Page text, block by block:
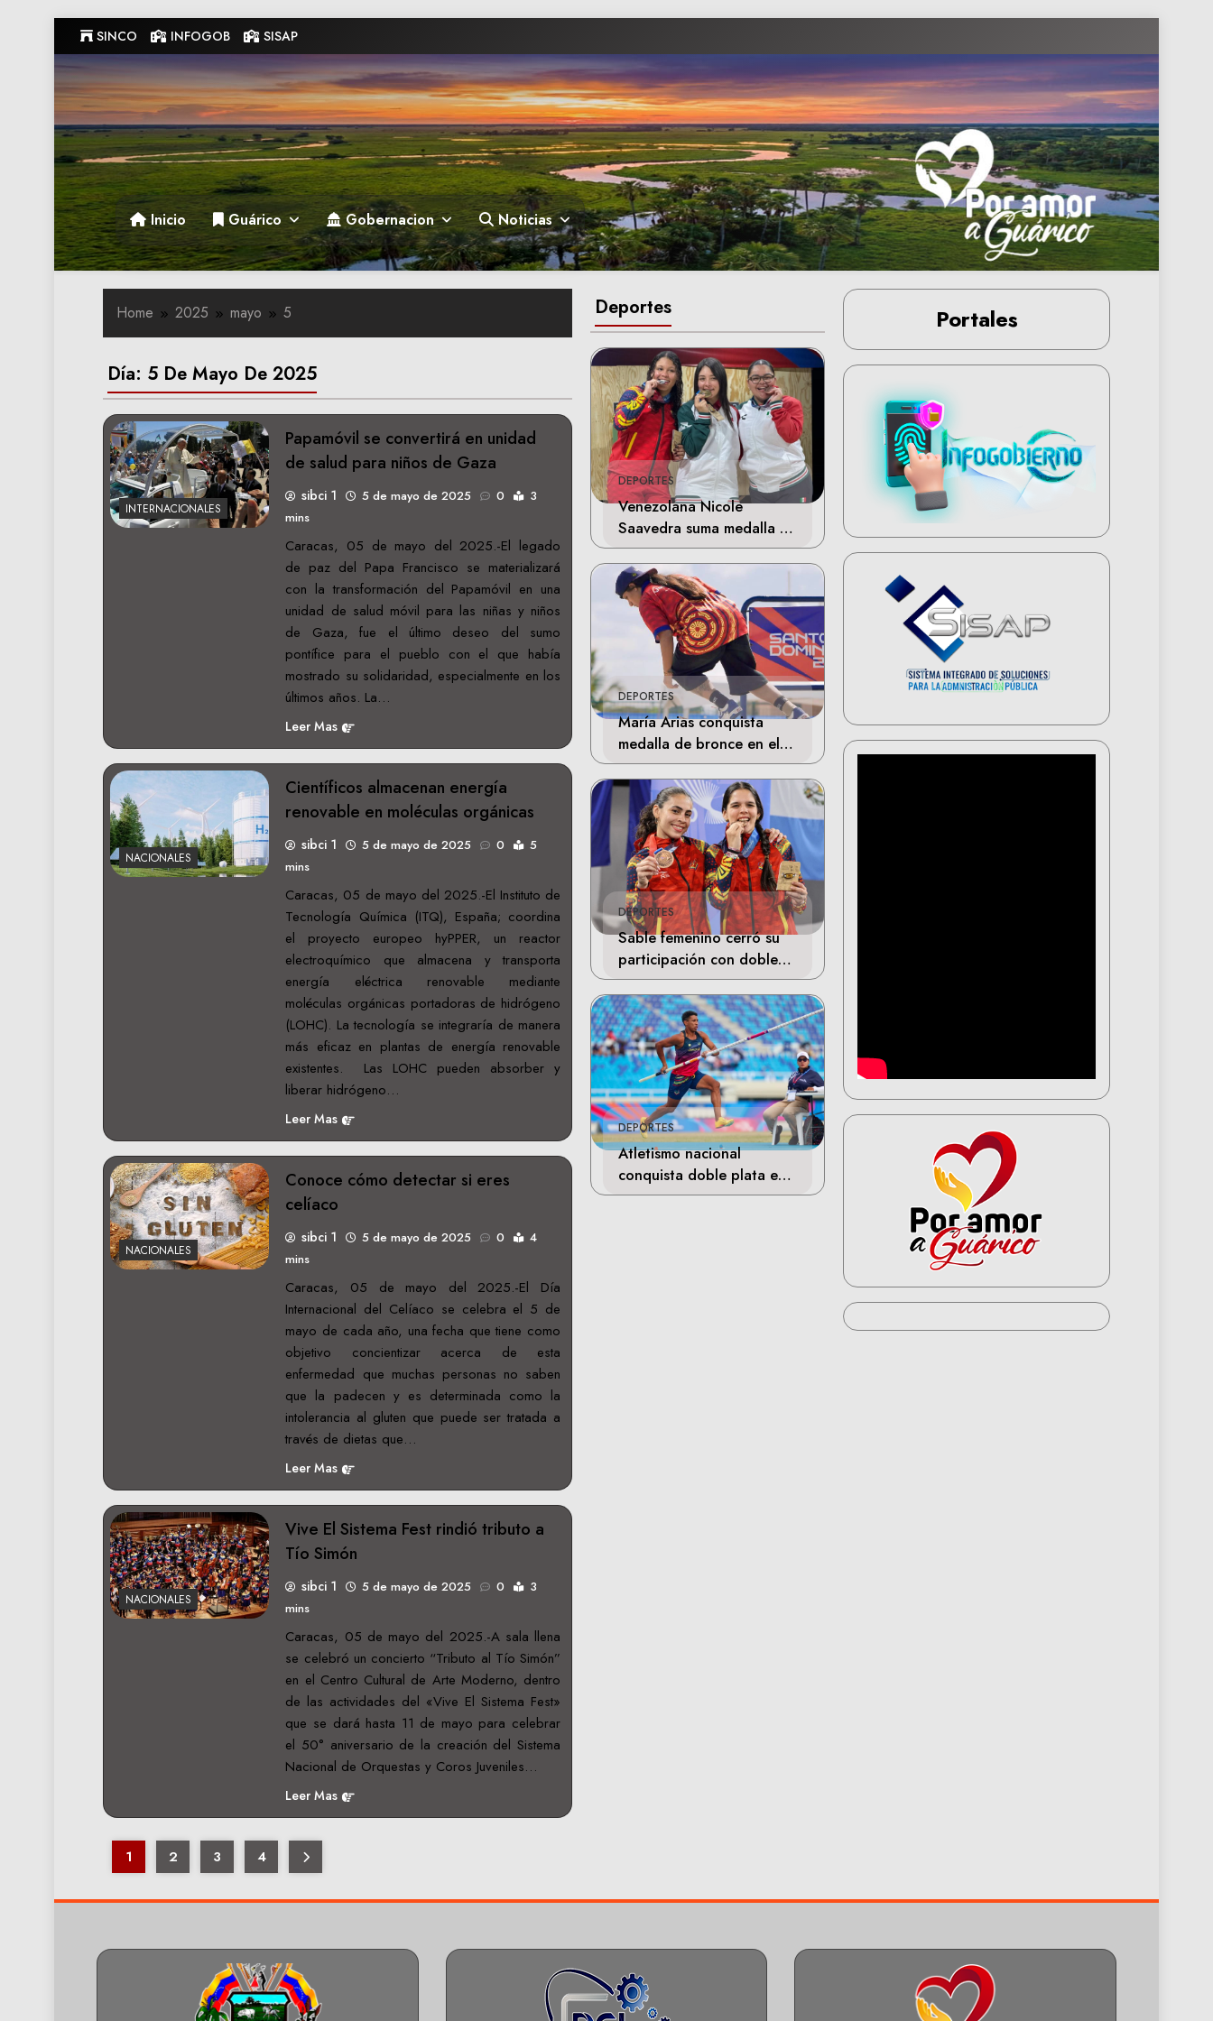
to
content
SINCO INFOGOB SISAP
Gobernacion de Guarico
Gobernacion de Guarico
Inicio Guárico Gobernacion Noticias
Deportes
DEPORTES
Venezolana Nicole
Saavedra suma medalla de
plata en la final de Tiro
Deportivo
DEPORTES
María Arias conquista
medalla de bronce en el
skateboarding de los
Juegos Centroamericanos
DEPORTES
Sable femenino cerró su
participación con doble
bronce en Santo Domingo
DEPORTES
Atletismo nacional
conquista doble plata en
Santo Domingo
Home 2025 mayo 5
Día: 5 De Mayo De 2025
INTERNACIONALES
Papamóvil se convertirá en unidad
de salud para niños de Gaza
sibci 1 5 de mayo de 2025 0
3
mins
Caracas, 05 de mayo del 2025.-El legado
de paz del Papa Francisco se materializará
con la transformación del Papamóvil en una
unidad de salud móvil para las niñas y niños
de Gaza, fue el último deseo del sumo
pontífice para el pueblo con el que había
mostrado su solidaridad, especialmente en los
últimos años. La…
Leer Mas
NACIONALES
Científicos almacenan energía
renovable en moléculas orgánicas
sibci 1 5 de mayo de 2025 0
5
mins
Caracas, 05 de mayo del 2025.-El Instituto de
Tecnología Química (ITQ), España; coordina
el proyecto europeo hyPPER, un reactor
electroquímico que almacena y transporta
energía eléctrica renovable mediante
moléculas orgánicas portadoras de hidrógeno
(LOHC). La tecnología se integraría de manera
más eficaz en plantas de energía renovable
existentes. Las LOHC pueden absorber y
liberar hidrógeno…
Leer Mas
NACIONALES
Conoce cómo detectar si eres
celíaco
sibci 1 5 de mayo de 2025 0
4
mins
Caracas, 05 de mayo del 2025.-El Día
Internacional del Celíaco se celebra el 5 de
mayo de cada año, una fecha que tiene como
objetivo concientizar acerca de esta
enfermedad que muchas personas no saben
que la padecen y es determinada como la
intolerancia al gluten que puede ser tratada a
través de dietas que…
Leer Mas
NACIONALES
Vive El Sistema Fest rindió tributo a
Tío Simón
sibci 1 5 de mayo de 2025 0
3
mins
Caracas, 05 de mayo del 2025.-A sala llena
se celebró un concierto “Tributo al Tío Simón”
en el Centro Cultural de Arte Moderno, dentro
de las actividades del «Vive El Sistema Fest»
que se dará hasta 11 de mayo para celebrar
el 50° aniversario de la creación del Sistema
Nacional de Orquestas y Coros Juveniles…
Leer Mas
1 2 3 4
Portales